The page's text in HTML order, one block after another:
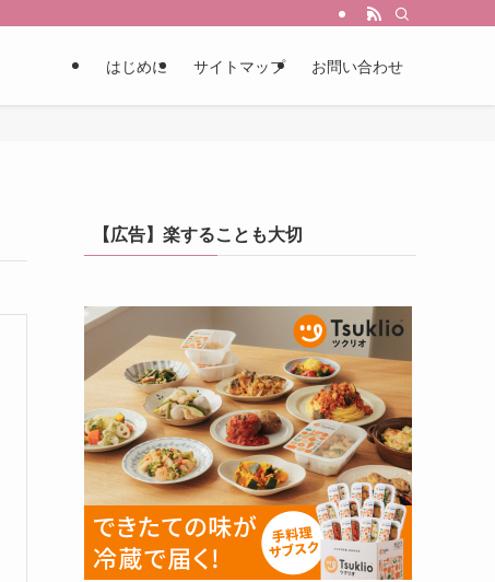
はじめに サイトマップ お問い合わせ
【広告】楽することも大切